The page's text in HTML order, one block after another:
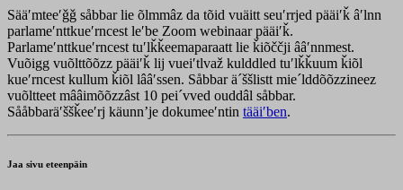
Sääʹmteeʹǧǧ såbbar lie õlmmâz da tõid vuäitt seuʹrrjed pääiʹǩ âʹlnn
parlameʹnttkueʹrncest leʹbe Zoom webinaar pääiʹǩ.
Parlameʹnttkueʹrncest tuʹlǩǩeemaparaatt lie ǩiõččji ââʹnnmest.
Vuõigg vuõlttõõzz pääiʹǩ lij vueiʹtlvaž kulddled tuʹlǩǩuum ǩiõl
kueʹrncest kullum ǩiõl lââʹssen. Såbbar ä´ššlistt mie´lddõõzzineez
vuõltteet mââimõõzzâst 10 pei´vved ouddâl såbbar.
Sååbbaräʹššǩeeʹrj käunnʼje dokumeeʹntin tääiʹben.
Jaa sivu eteenpäin